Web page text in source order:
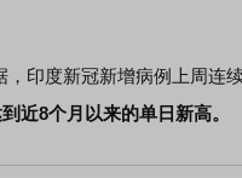
度新冠新增病例上周连续
近8个月以来的单日新高。
础认知到特色品种